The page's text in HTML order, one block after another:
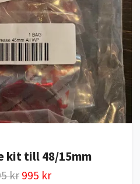
kit till 48/15mm
kr 995 kr